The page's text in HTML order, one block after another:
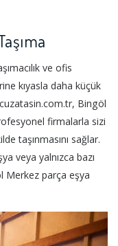
ve ofis
kıyasla daha küçük
Bingöl
firmalarla sizi
taşınmasını sağlar.
veya yalnızca bazı
Merkez parça eşya